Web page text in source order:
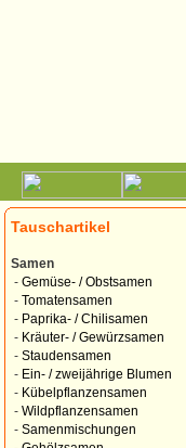
Tauschartikel
Samen
- Gemüse- / Obstsamen
- Tomatensamen
- Paprika- / Chilisamen
- Kräuter- / Gewürzsamen
- Staudensamen
- Ein- / zweijährige Blumen
- Kübelpflanzensamen
- Wildpflanzensamen
- Samenmischungen